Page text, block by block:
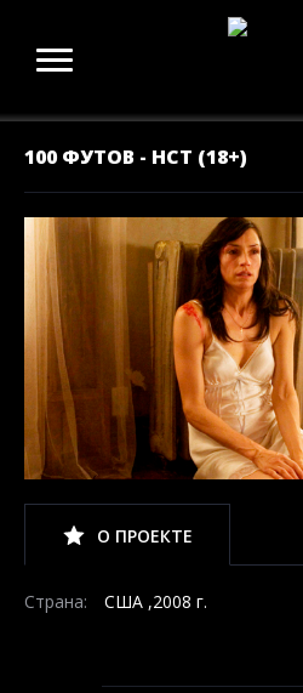
100 ФУТОВ - НСТ (18+)
О ПРОЕКТЕ
Страна: США ,2008 г.